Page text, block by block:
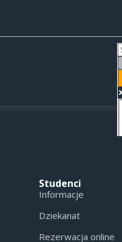
Studenci
Informacje
Dziekanat
Rezerwacja online